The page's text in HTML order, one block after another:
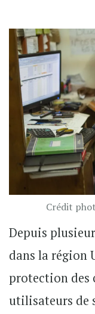
Crédit
Depuis
dans la région
protection des
utilisateurs de